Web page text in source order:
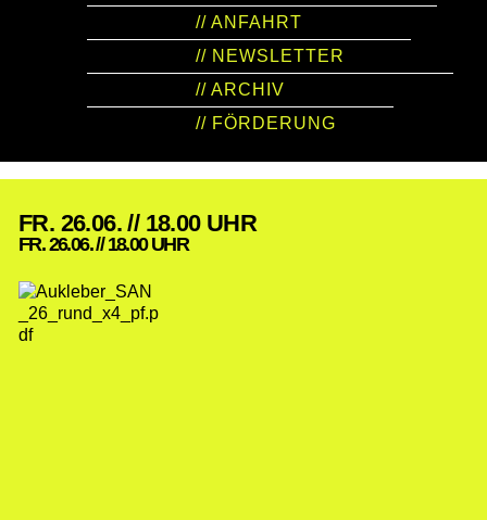
// ANFAHRT
// NEWSLETTER
// ARCHIV
// FÖRDERUNG
FR. 26.06. // 18.00 UHR
FR. 26.06. // 18.00 UHR